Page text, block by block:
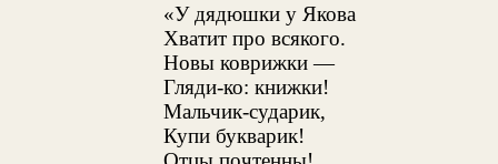
«У дядюшки у Якова
Хватит про всякого.
Новы коврижки —
Гляди-ко: книжки!
Мальчик-сударик,
Купи букварик!